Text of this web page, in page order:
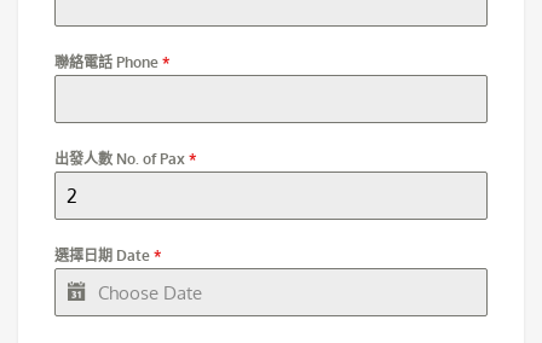
聯絡電話 Phone *
出發人數 No. of Pax *
選擇日期 Date *